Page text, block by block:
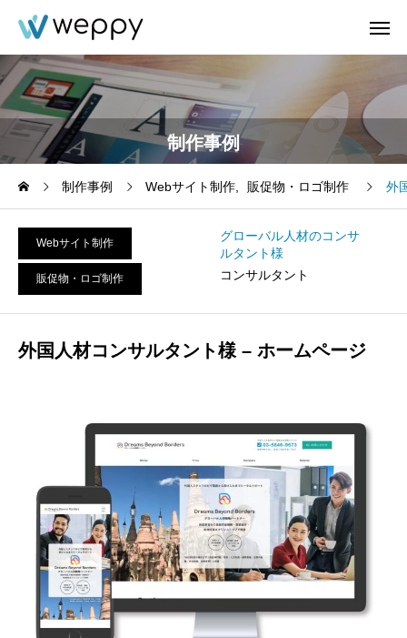
制作事例
制作事例 Webサイト制作 販促物・ロゴ制作 外
Webサイト制作
販促物・ロゴ制作
グローバル人材のコンサ
ルタント様
コンサルタント
外国人材コンサルタント様 – ホームページ